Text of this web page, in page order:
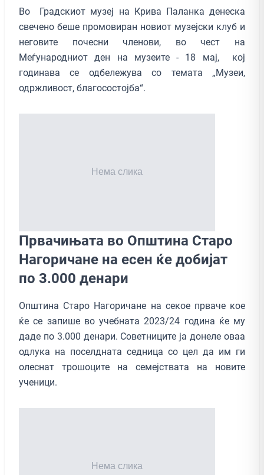
Во Градскиот музеј на Крива Паланка денеска
свечено беше промовиран новиот музејски клуб и
неговите почесни членови, во чест на
Меѓународниот ден на музеите - 18 мај, кој
годинава се одбележува со темата „Музеи,
одржливост, благосостојба“.
Првачињата во Општина Старо
Нагоричане на есен ќе добијат
по 3.000 денари
Општина Старо Нагоричане на секое прваче кое
ќе се запише во учебната 2023/24 година ќе му
даде по 3.000 денари. Советниците ја донеле оваа
одлука на поселдната седница со цел да им ги
олеснат трошоците на семејствата на новите
ученици.